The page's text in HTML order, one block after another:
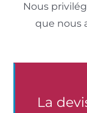
Nous
que nous
La